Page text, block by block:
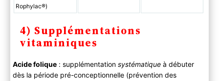
Rophylac®)
4) Supplémentations
vitaminiques
Acide folique: supplémentationsystématiqueà débuter
dès la période pré-conceptionnelle (prévention des